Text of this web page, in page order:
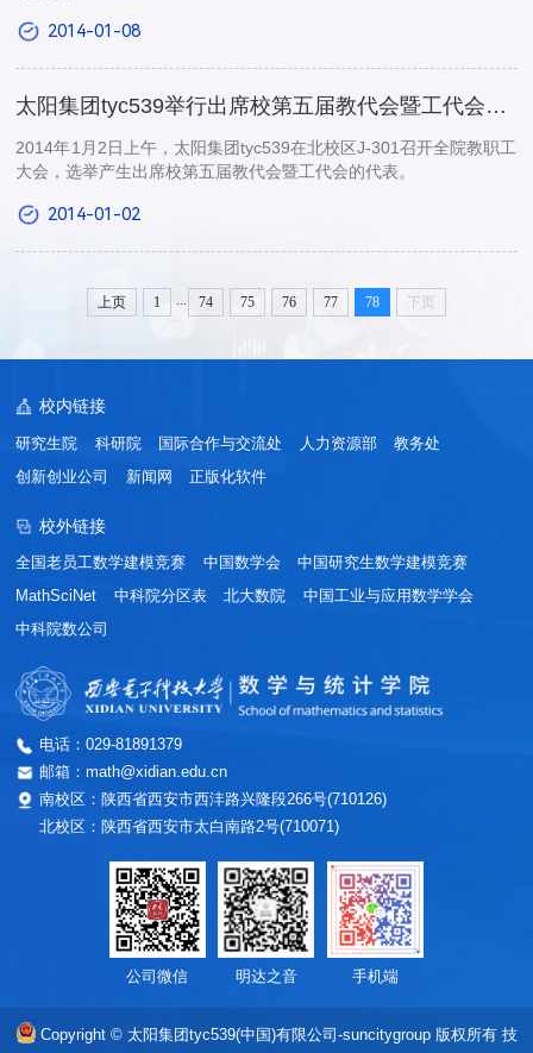
2014-01-08
太阳集团tyc539举行出席校第五届教代会暨工代会代表选举大会
2014年1月2日上午，太阳集团tyc539在北校区J-301召开全院教职工
大会，选举产生出席校第五届教代会暨工代会的代表。
2014-01-02
上页 1 ... 74 75 76 77 78 下页
电话：029-81891379
邮箱：math@xidian.edu.cn
南校区：陕西省西安市西沣路兴隆段266号(710126)
北校区：陕西省西安市太白南路2号(710071)
校内链接
研究生院 科研院 国际合作与交流处 人力资源部
教务处
创新创业公司
新闻网 正版化软件
校外链接
全国老员工数学建模竞赛 中国数学会
中国研究生数学建模竞赛
MathSciNet
中科院分区表 北大数院
中国工业与应用数学学会
中科院数公司
公司微信 明达之音 手机端
Copyright © 太阳集团tyc539(中国)有限公司-suncitygroup 版权所有 技